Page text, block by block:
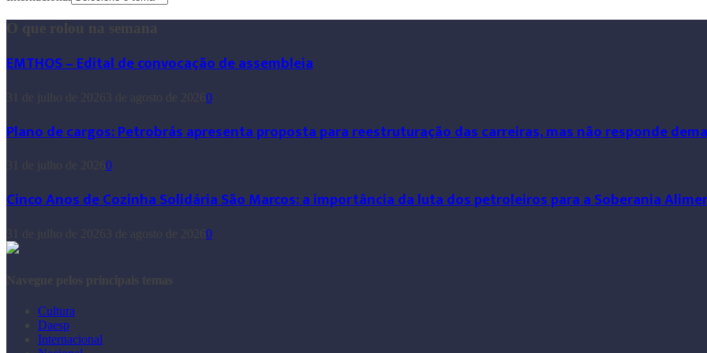
O que rolou na semana
EMTHOS – Edital de convocação de assembleia
0
Plano de cargos: Petrobrás apresenta proposta para reestruturação das carreiras, mas não responde
0
Cinco Anos de Cozinha Solidária São Marcos: a importância da luta dos petroleiros para a Soberania
0
Navegue pelos principais temas
Cultura
Daesp
Internacional